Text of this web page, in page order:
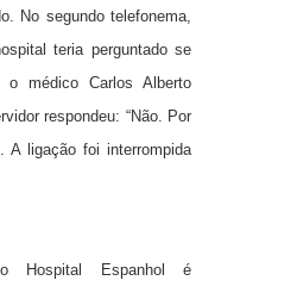
No segundo telefonema,
teria perguntado se
o médico Carlos Alberto
respondeu: “Não. Por
A ligação foi interrompida
Hospital Espanhol é